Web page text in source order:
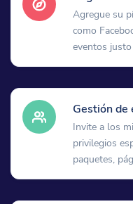
Agregue su
como
eventos
Gestión de
Invite a los
privilegios
paquetes,